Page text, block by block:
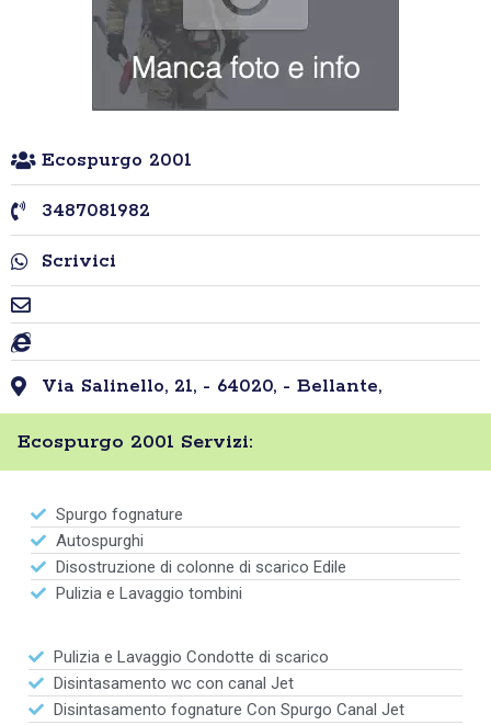
Ecospurgo 2001
3487081982
Scrivici
Via Salinello, 21, - 64020, - Bellante,
Ecospurgo 2001 Servizi:
Spurgo fognature
Autospurghi
Disostruzione di colonne di scarico Edile
Pulizia e Lavaggio tombini
Pulizia e Lavaggio Condotte di scarico
Disintasamento wc con canal Jet
Disintasamento fognature Con Spurgo Canal Jet